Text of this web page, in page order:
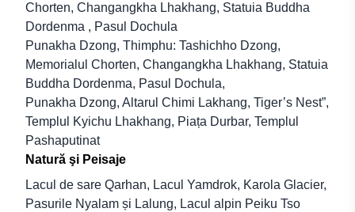
Chorten, Changangkha Lhakhang, Statuia Buddha
Dordenma , Pasul Dochula
Punakha Dzong, Thimphu: Tashichho Dzong,
Memorialul Chorten, Changangkha Lhakhang, Statuia
Buddha Dordenma, Pasul Dochula,
Punakha Dzong, Altarul Chimi Lakhang, Tiger’s Nest”,
Templul Kyichu Lhakhang, Piața Durbar, Templul
Pashaputinat
Natură şi Peisaje
Lacul de sare Qarhan, Lacul Yamdrok, Karola Glacier,
Pasurile Nyalam și Lalung, Lacul alpin Peiku Tso